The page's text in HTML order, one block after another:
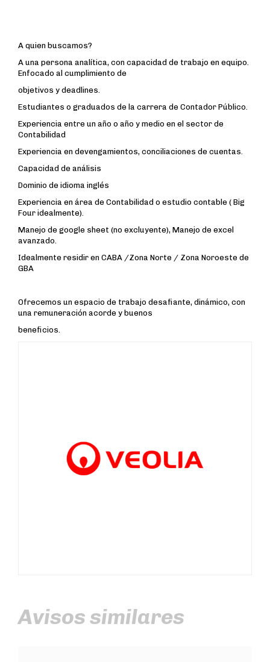
A quien buscamos?
A una persona analítica, con capacidad de trabajo en equipo.
Enfocado al cumplimiento de
objetivos y deadlines.
Estudiantes o graduados de la carrera de Contador Público.
Experiencia entre un año o año y medio en el sector de
Contabilidad
Experiencia en devengamientos, conciliaciones de cuentas.
Capacidad de análisis
Dominio de idioma inglés
Experiencia en área de Contabilidad o estudio contable ( Big
Four idealmente).
Manejo de google sheet (no excluyente), Manejo de excel
avanzado.
Idealmente residir en CABA /Zona Norte / Zona Noroeste de
GBA
Ofrecemos un espacio de trabajo desafiante, dinámico, con
una remuneración acorde y buenos
beneficios.
Avisos similares